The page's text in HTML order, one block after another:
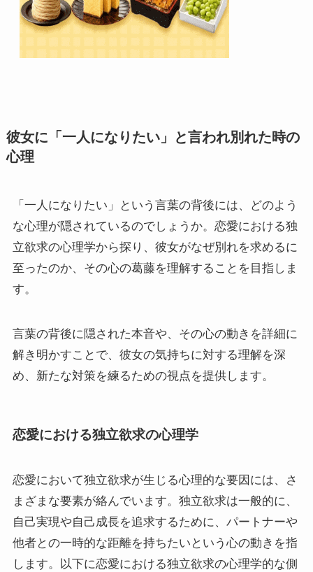
彼女に「一人になりたい」と言われ別れた時の
心理
「一人になりたい」という言葉の背後には、どのよう
な心理が隠されているのでしょうか。恋愛における独
立欲求の心理学から探り、彼女がなぜ別れを求めるに
至ったのか、その心の葛藤を理解することを目指しま
す。
言葉の背後に隠された本音や、その心の動きを詳細に
解き明かすことで、彼女の気持ちに対する理解を深
め、新たな対策を練るための視点を提供します。
恋愛における独立欲求の心理学
恋愛において独立欲求が生じる心理的な要因には、さ
まざまな要素が絡んでいます。独立欲求は一般的に、
自己実現や自己成長を追求するために、パートナーや
他者との一時的な距離を持ちたいという心の動きを指
します。以下に恋愛における独立欲求の心理学的な側